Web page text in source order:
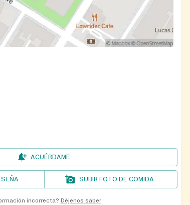
ACUÉRDAME
SUBIR FOTO DE COMIDA
incorrecta? Déjenos saber